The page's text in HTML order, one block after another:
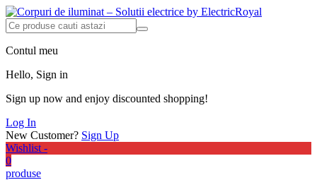
Contul meu
Hello, Sign in
Sign up now and enjoy discounted shopping!
Log In
New Customer? Sign Up
Wishlist -
0
produse